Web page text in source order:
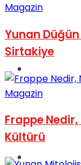
Podcast
Magazin
Yunan
Sirtakiye
Magazin
Frappe Nedir,
Kültürü